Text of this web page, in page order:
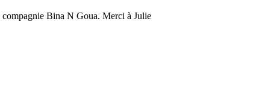
compagnie Bina N Goua. Merci à Julie